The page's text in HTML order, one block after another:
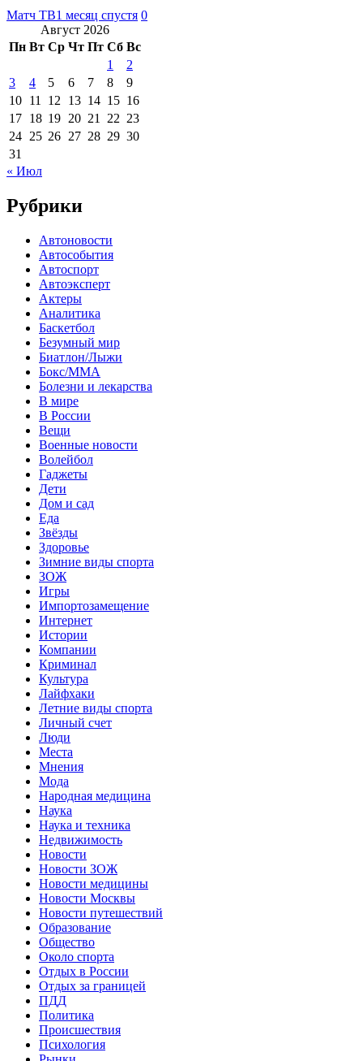
Матч ТВ1 месяц спустя 0
Август 2026
Пн Вт Ср Чт Пт Сб Вс
1
2
3
4 5 6 7 8
9
10 11 12 13 14 15 16
17 18 19 20 21 22 23
24 25 26 27 28 29 30
31
« Июл
Рубрики
Автоновости
Автособытия
Автоспорт
Автоэксперт
Актеры
Аналитика
Баскетбол
Безумный мир
Биатлон/Лыжи
Бокс/MMA
Болезни и лекарства
В мире
В России
Вещи
Военные новости
Волейбол
Гаджеты
Дети
Дом и сад
Еда
Звёзды
Здоровье
Зимние виды спорта
ЗОЖ
Игры
Импортозамещение
Интернет
Истории
Компании
Криминал
Культура
Лайфхаки
Летние виды спорта
Личный счет
Люди
Места
Мнения
Мода
Народная медицина
Наука
Наука и техника
Недвижимость
Новости
Новости ЗОЖ
Новости медицины
Новости Москвы
Новости путешествий
Образование
Общество
Около спорта
Отдых в России
Отдых за границей
ПДД
Политика
Происшествия
Психология